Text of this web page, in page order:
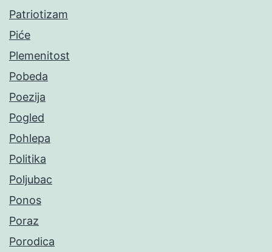
Patriotizam
Piće
Plemenitost
Pobeda
Poezija
Pogled
Pohlepa
Politika
Poljubac
Ponos
Poraz
Porodica